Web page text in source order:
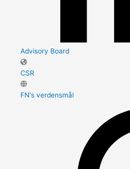
Advisory Board
CSR
FN's verdensmål